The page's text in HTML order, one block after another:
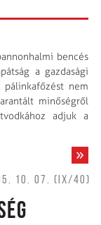
bencés
a gazdasági
nem
minőségről
adjuk a
10. 07. (IX/40)